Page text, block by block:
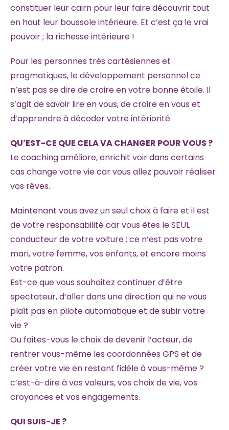
constituer leur cairn pour leur faire découvrir tout
en haut leur boussole intérieure. Et c’est ça le vrai
pouvoir ; la richesse intérieure !
Pour les personnes très cartésiennes et
pragmatiques, le développement personnel ce
n’est pas se dire de croire en votre bonne étoile. Il
s’agit de savoir lire en vous, de croire en vous et
d’apprendre à décoder votre intériorité.
QU’EST-CE QUE CELA VA CHANGER POUR VOUS ?
Le coaching améliore, enrichit voir dans certains
cas change votre vie car vous allez pouvoir réaliser
vos rêves.
Maintenant vous avez un seul choix à faire et il est
de votre responsabilité car vous êtes le SEUL
conducteur de votre voiture ; ce n’est pas votre
mari, votre femme, vos enfants, et encore moins
votre patron.
Est-ce que vous souhaitez continuer d’être
spectateur, d’aller dans une direction qui ne vous
plaît pas en pilote automatique et de subir votre
vie ?
Ou faites-vous le choix de devenir l’acteur, de
rentrer vous-même les coordonnées GPS et de
créer votre vie en restant fidèle à vous-même ?
c’est-à-dire à vos valeurs, vos choix de vie, vos
croyances et vos engagements.
QUI SUIS-JE ?